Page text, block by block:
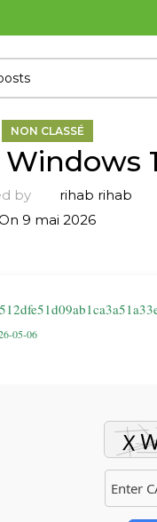
NON CLASSÉ
by
rihab rihab
9 mai 2026
05-06